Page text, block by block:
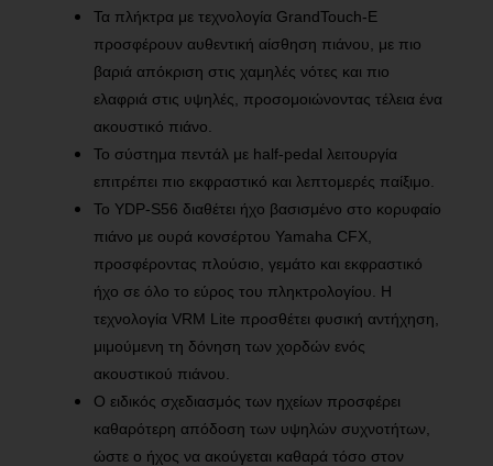
Τα πλήκτρα με τεχνολογία GrandTouch-E
προσφέρουν αυθεντική αίσθηση πιάνου, με πιο
βαριά απόκριση στις χαμηλές νότες και πιο
ελαφριά στις υψηλές, προσομοιώνοντας τέλεια ένα
ακουστικό πιάνο.
Το σύστημα πεντάλ με half-pedal λειτουργία
επιτρέπει πιο εκφραστικό και λεπτομερές παίξιμο.
Το YDP-S56 διαθέτει ήχο βασισμένο στο κορυφαίο
πιάνο με ουρά κονσέρτου Yamaha CFX,
προσφέροντας πλούσιο, γεμάτο και εκφραστικό
ήχο σε όλο το εύρος του πληκτρολογίου. Η
τεχνολογία VRM Lite προσθέτει φυσική αντήχηση,
μιμούμενη τη δόνηση των χορδών ενός
ακουστικού πιάνου.
Ο ειδικός σχεδιασμός των ηχείων προσφέρει
καθαρότερη απόδοση των υψηλών συχνοτήτων,
ώστε ο ήχος να ακούγεται καθαρά τόσο στον